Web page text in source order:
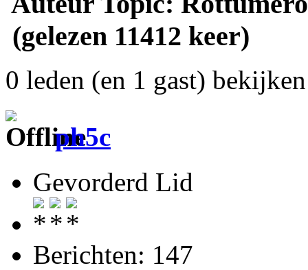
(gelezen 11412 keer)
0 leden (en 1 gast)
ph5c
Gevorderd Lid
Berichten: 147